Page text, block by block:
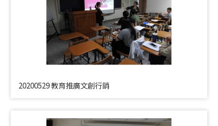
20200529 教育推廣文創行銷